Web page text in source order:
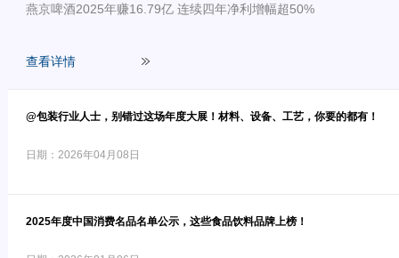
燕京啤酒2025年赚16.79亿 连续四年净利增幅超50%
查看详情
@包装行业人士，别错过这场年度大展！材料、设备、工艺，你要的都有！
日期：2026年04月08日
2025年度中国消费名品名单公示，这些食品饮料品牌上榜！